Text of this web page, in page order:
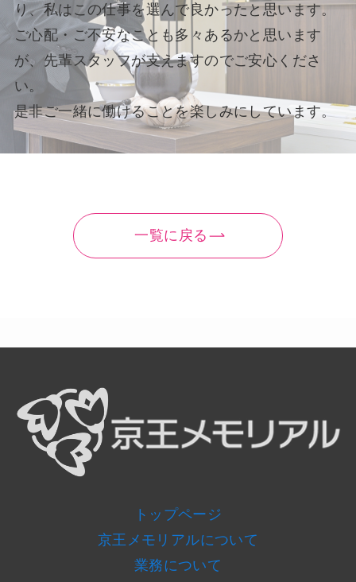
り、私はこの仕事を選んで良かったと思います。
ご心配・ご不安なことも多々あるかと思います
が、先輩スタッフが支えますのでご安心くださ
い。
是非ご一緒に働けることを楽しみにしています。
一覧に戻る
トップページ
京王メモリアルについて
業務について